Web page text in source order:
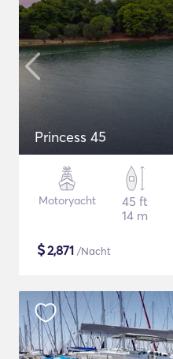
Princess 45
Motoryacht
45 ft
14 m
$2,871 /Nacht